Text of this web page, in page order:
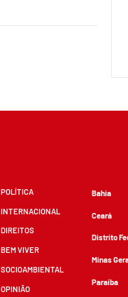
POLÍTICA
INTERNACIONAL
DIREITOS
BEM VIVER
SOCIOAMBIENTAL
OPINIÃO
Bahia
Ceará
Distrito
Minas
Paraíba